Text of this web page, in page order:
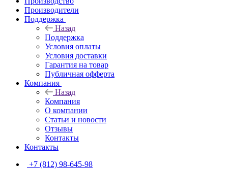
Производители
Поддержка
Назад
Поддержка
Условия оплаты
Условия доставки
Гарантия на товар
Публичная офферта
Компания
Назад
Компания
О компании
Статьи и новости
Отзывы
Контакты
Контакты
+7 (812) 98-645-98